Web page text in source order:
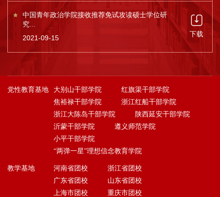
中国青年政治学院接收推荐免试攻读硕士学位研
究...
2021-09-15 下载
党性教育基地 大别山干部学院
红旗渠干部学院
焦裕禄干部学院
浙江红船干部学院
浙江大陈岛干部学院
陕西延安干部学院
沂蒙干部学院
遵义师范学院
小平干部学院
“两弹一星”理想信念教育学院
教学基地 河南省团校
浙江省团校
广东省团校
山东省团校
上海市团校
重庆市团校